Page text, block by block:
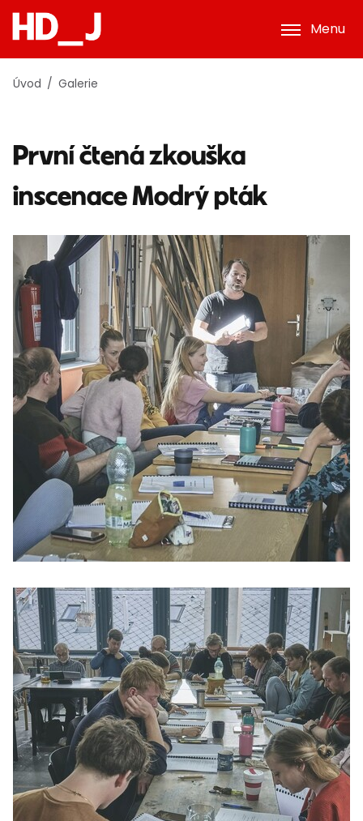
Menu
Úvod Galerie
První čtená zkouška
inscenace Modrý pták